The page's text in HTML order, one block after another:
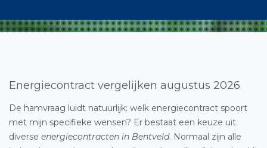
Energiecontract vergelijken augustus 2026
De hamvraag luidt natuurlijk: welk energiecontract spoort
met mijn specifieke wensen? Er bestaat een keuze uit
diverse energiecontracten in Bentveld. Normaal zijn alle